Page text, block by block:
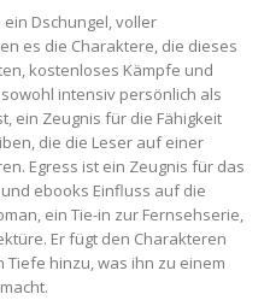
Dschungel, voller
es die Charaktere, die dieses
kostenloses Kämpfe und
intensiv persönlich als
ein Zeugnis für die Fähigkeit
die die Leser auf einer
Egress ist ein Zeugnis für das
ebooks Einfluss auf die
ein Tie-in zur Fernsehserie,
Er fügt den Charakteren
hinzu, was ihn zu einem